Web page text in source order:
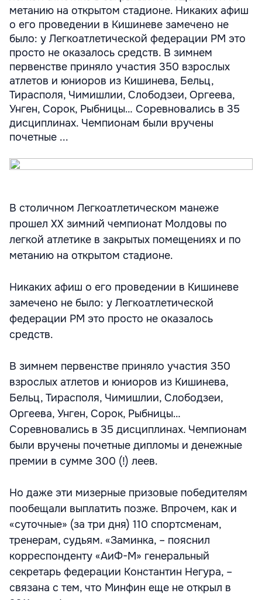
метанию на открытом стадионе. Никаких афиш
о его проведении в Кишиневе замечено не
было: у Легкоатлетической федерации РМ это
просто не оказалось средств. В зимнем
первенстве приняло участия 350 взрослых
атлетов и юниоров из Кишинева, Бельц,
Тирасполя, Чимишлии, Слободзеи, Оргеева,
Унген, Сорок, Рыбницы… Соревновались в 35
дисциплинах. Чемпионам были вручены
почетные ...
В столичном Легкоатлетическом манеже
прошел ХХ зимний чемпионат Молдовы по
легкой атлетике в закрытых помещениях и по
метанию на открытом стадионе.
Никаких афиш о его проведении в Кишиневе
замечено не было: у Легкоатлетической
федерации РМ это просто не оказалось
средств.
В зимнем первенстве приняло участия 350
взрослых атлетов и юниоров из Кишинева,
Бельц, Тирасполя, Чимишлии, Слободзеи,
Оргеева, Унген, Сорок, Рыбницы…
Соревновались в 35 дисциплинах. Чемпионам
были вручены почетные дипломы и денежные
премии в сумме 300 (!) леев.
Но даже эти мизерные призовые победителям
пообещали выплатить позже. Впрочем, как и
«суточные» (за три дня) 110 спортсменам,
тренерам, судьям. «Заминка, – пояснил
корреспонденту «АиФ-М» генеральный
секретарь федерации Константин Негура, –
связана с тем, что Минфин еще не открыл в